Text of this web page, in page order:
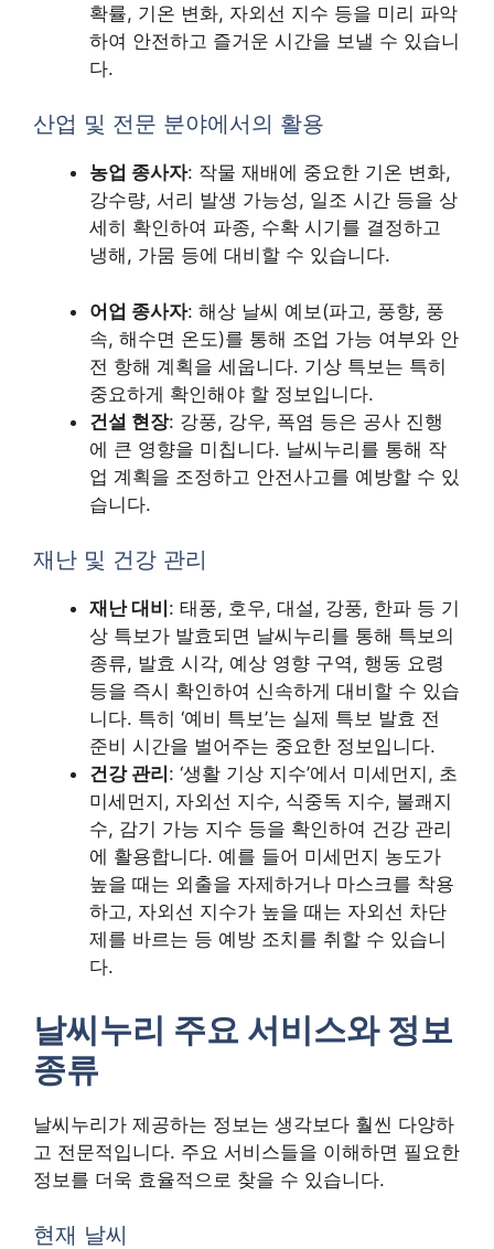
확률, 기온 변화, 자외선 지수 등을 미리 파악
하여 안전하고 즐거운 시간을 보낼 수 있습니
다.
산업 및 전문 분야에서의 활용
농업 종사자: 작물 재배에 중요한 기온 변화,
강수량, 서리 발생 가능성, 일조 시간 등을 상
세히 확인하여 파종, 수확 시기를 결정하고
냉해, 가뭄 등에 대비할 수 있습니다.
어업 종사자: 해상 날씨 예보(파고, 풍향, 풍
속, 해수면 온도)를 통해 조업 가능 여부와 안
전 항해 계획을 세웁니다. 기상 특보는 특히
중요하게 확인해야 할 정보입니다.
건설 현장: 강풍, 강우, 폭염 등은 공사 진행
에 큰 영향을 미칩니다. 날씨누리를 통해 작
업 계획을 조정하고 안전사고를 예방할 수 있
습니다.
재난 및 건강 관리
재난 대비 : 태풍, 호우, 대설, 강풍, 한파 등 기
상 특보가 발효되면 날씨누리를 통해 특보의
종류, 발효 시각, 예상 영향 구역, 행동 요령
등을 즉시 확인하여 신속하게 대비할 수 있습
니다. 특히 ‘예비 특보’는 실제 특보 발효 전
준비 시간을 벌어주는 중요한 정보입니다.
건강 관리 : ‘생활 기상 지수’에서 미세먼지, 초
미세먼지, 자외선 지수, 식중독 지수, 불쾌지
수, 감기 가능 지수 등을 확인하여 건강 관리
에 활용합니다. 예를 들어 미세먼지 농도가
높을 때는 외출을 자제하거나 마스크를 착용
하고, 자외선 지수가 높을 때는 자외선 차단
제를 바르는 등 예방 조치를 취할 수 있습니
다.
날씨누리 주요 서비스와 정보
종류
날씨누리가 제공하는 정보는 생각보다 훨씬 다양하
고 전문적입니다. 주요 서비스들을 이해하면 필요한
정보를 더욱 효율적으로 찾을 수 있습니다.
현재 날씨